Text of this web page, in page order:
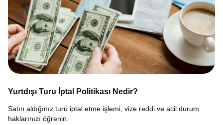
Yurtdışı Turu İptal Politikası Nedir?
Satın aldığınız turu iptal etme işlemi, vize reddi ve acil durum
haklarınızı öğrenin.